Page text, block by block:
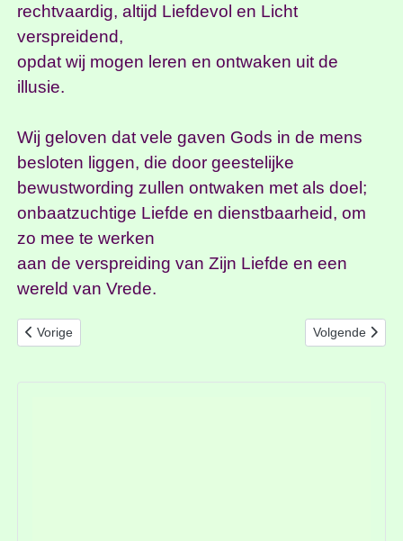
rechtvaardig, altijd Liefdevol en Licht
verspreidend,
opdat wij mogen leren en ontwaken uit de
illusie.
Wij geloven dat vele gaven Gods in de mens
besloten liggen, die door geestelijke
bewustwording zullen ontwaken met als doel;
onbaatzuchtige Liefde en dienstbaarheid, om
zo mee te werken
aan de verspreiding van Zijn Liefde en een
wereld van Vrede.
Vorig artikel: Route vanuit Almere (A6)
Vorige Volgende
Volgende